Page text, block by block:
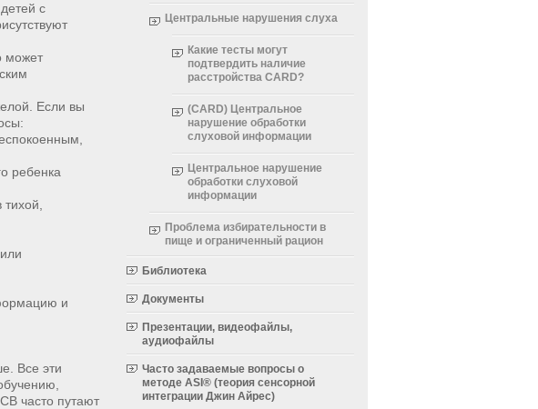
с
может
Если вы
ребенка
и
Все эти
часто путают
Центральные нарушения слуха
Какие тесты могут
подтвердить наличие
расстройства CARD?
(CARD) Центральное
нарушение обработки
слуховой информации
Центральное нарушение
обработки слуховой
информации
Проблема избирательности в
пище и ограниченный рацион
Библиотека
Документы
Презентации, видеофайлы,
аудиофайлы
Часто задаваемые вопросы о
методе ASI® (теория сенсорной
интеграции Джин Айрес)